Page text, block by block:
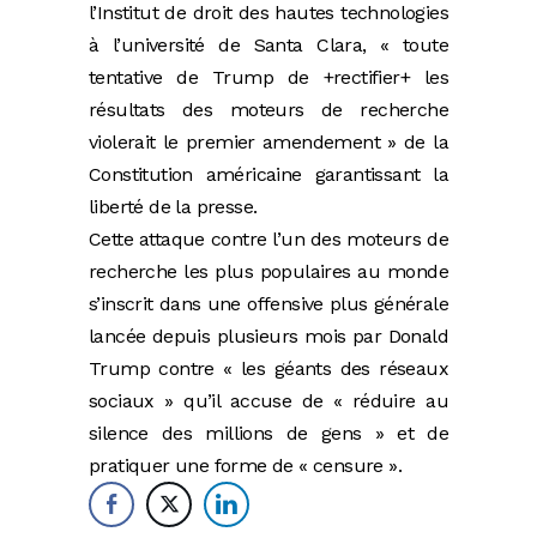
l’Institut de droit des hautes technologies
à l’université de Santa Clara, « toute
tentative de Trump de +rectifier+ les
résultats des moteurs de recherche
violerait le premier amendement » de la
Constitution américaine garantissant la
liberté de la presse.
Cette attaque contre l’un des moteurs de
recherche les plus populaires au monde
s’inscrit dans une offensive plus générale
lancée depuis plusieurs mois par Donald
Trump contre « les géants des réseaux
sociaux » qu’il accuse de « réduire au
silence des millions de gens » et de
pratiquer une forme de « censure ».